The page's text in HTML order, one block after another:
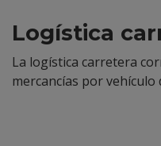
Logística
La logística carretera
mercancías por vehículo